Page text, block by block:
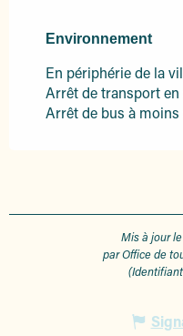
Environnement
Environnement
En périphérie de la
Arrêt de transport
Arrêt de bus à moins
Mis à jour le
par Office de